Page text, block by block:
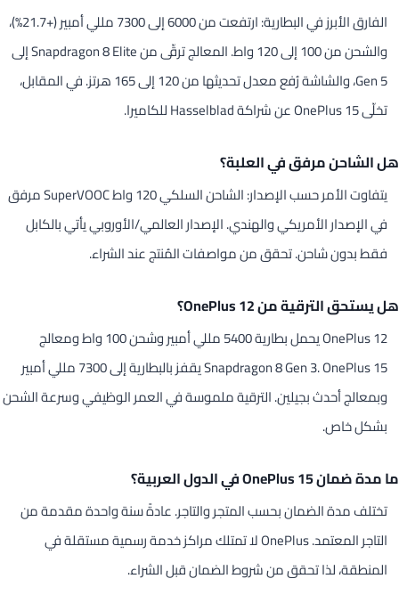
الفارق الأبرز في البطارية: ارتفعت من 6000 إلى 7300 مللي أمبير (+21.7%)،
والشحن من 100 إلى 120 واط. المعالج ترقّى من Snapdragon 8 Elite إلى
Gen 5، والشاشة رُفع معدل تحديثها من 120 إلى 165 هرتز. في المقابل،
تخلّى OnePlus 15 عن شراكة Hasselblad للكاميرا.
هل الشاحن مرفق في العلبة؟
يتفاوت الأمر حسب الإصدار: الشاحن السلكي 120 واط SuperVOOC مرفق
في الإصدار الأمريكي والهندي. الإصدار العالمي/الأوروبي يأتي بالكابل
فقط بدون شاحن. تحقق من مواصفات المُنتج عند الشراء.
هل يستحق الترقية من OnePlus 12؟
OnePlus 12 يحمل بطارية 5400 مللي أمبير وشحن 100 واط ومعالج
Snapdragon 8 Gen 3. OnePlus 15 يقفز بالبطارية إلى 7300 مللي أمبير
وبمعالج أحدث بجيلين. الترقية ملموسة في العمر الوظيفي وسرعة الشحن
بشكل خاص.
ما مدة ضمان OnePlus 15 في الدول العربية؟
تختلف مدة الضمان بحسب المتجر والتاجر. عادةً سنة واحدة مقدمة من
التاجر المعتمد. OnePlus لا تمتلك مراكز خدمة رسمية مستقلة في
المنطقة، لذا تحقق من شروط الضمان قبل الشراء.